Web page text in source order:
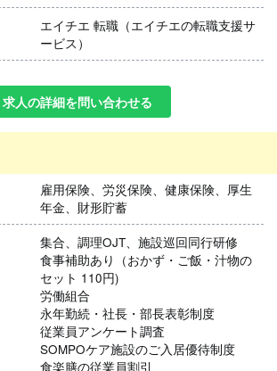
エイチエ 転職（エイチエの転職支援サ
ービス）
求人の詳細を問い合わせる
雇用保険、労災保険、健康保険、厚生
年金、財形貯蓄
集合、調理OJT、施設巡回同行研修
食事補助あり（おかず・ご飯・汁物の
セット 110円)
労働組合
永年勤続・社長・部長表彰制度
従業員アンケート調査
SOMPOケア施設のご入居優待制度
食楽膳の従業員割引